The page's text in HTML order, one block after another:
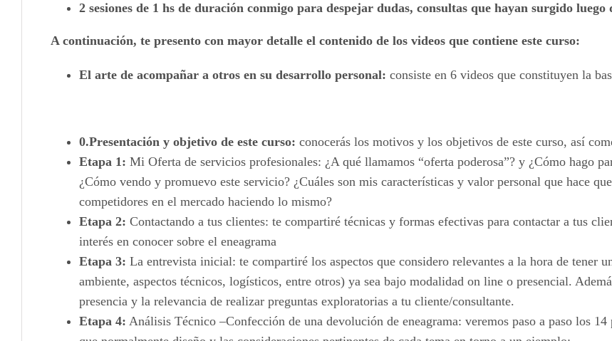
2 sesiones de 1 hs de duración conmigo para despejar dudas, consultas que hayan surgido luego
A continuación, te presento con mayor detalle el contenido de los videos que contiene este curso:
El arte de acompañar a otros en su desarrollo personal: consiste en 6 videos que constituyen la
0.Presentación y objetivo de este curso: conocerás los motivos y los objetivos de este curso, así
Etapa 1: Mi Oferta de servicios profesionales: ¿A qué llamamos “oferta poderosa”? y ¿Cómo hago
¿Cómo vendo y promuevo este servicio? ¿Cuáles son mis características y valor personal que hace
competidores en el mercado haciendo lo mismo?
Etapa 2: Contactando a tus clientes: te compartiré técnicas y formas efectivas para contactar a tus
interés en conocer sobre el eneagrama
Etapa 3: La entrevista inicial: te compartiré los aspectos que considero relevantes a la hora de tener
ambiente, aspectos técnicos, logísticos, entre otros) ya sea bajo modalidad on line o presencial.
presencia y la relevancia de realizar preguntas exploratorias a tu cliente/consultante.
Etapa 4: Análisis Técnico –Confección de una devolución de eneagrama: veremos paso a paso los